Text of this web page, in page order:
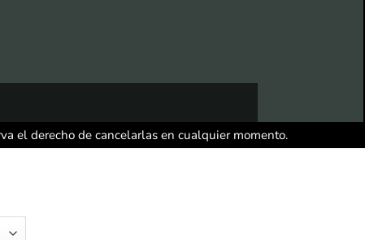
el derecho de cancelarlas en cualquier momento.